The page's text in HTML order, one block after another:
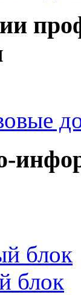
блок
блок